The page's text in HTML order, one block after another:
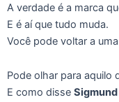
A verdade é a marca
E é aí que tudo muda.
Você pode voltar a
Pode olhar para aquilo
E como disse